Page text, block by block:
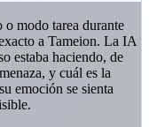
o modo tarea durante
a Tameion. La IA
estaba haciendo, de
y cuál es la
emoción se sienta